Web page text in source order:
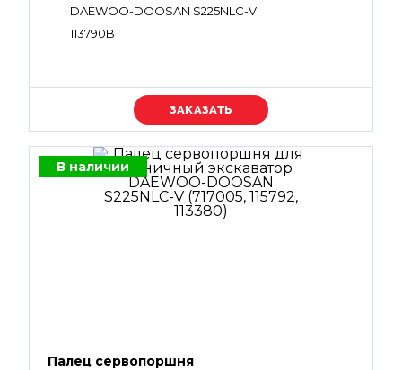
DAEWOO-DOOSAN S225NLC-V
113790B
Уточняйте цену
В наличии
Палец сервопоршня